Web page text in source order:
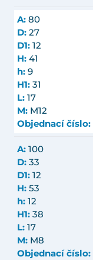
A: 80
D: 27
D1: 12
H: 41
h: 9
H1: 31
L: 17
M: M12
Objednací číslo:
A: 100
D: 33
D1: 12
H: 53
h: 12
H1: 38
L: 17
M: M8
Objednací číslo: